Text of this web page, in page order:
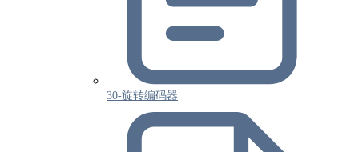
30-旋转编码器